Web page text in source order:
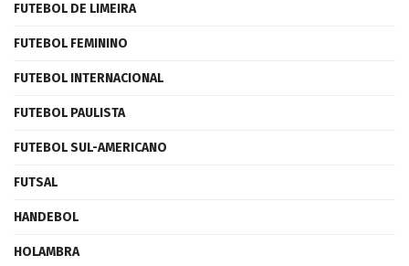
FUTEBOL DE LIMEIRA
FUTEBOL FEMININO
FUTEBOL INTERNACIONAL
FUTEBOL PAULISTA
FUTEBOL SUL-AMERICANO
FUTSAL
HANDEBOL
HOLAMBRA